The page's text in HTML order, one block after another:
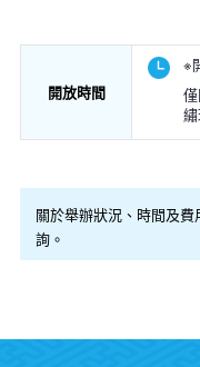
開放時間
※
關於舉辦狀況、時間及
詢。